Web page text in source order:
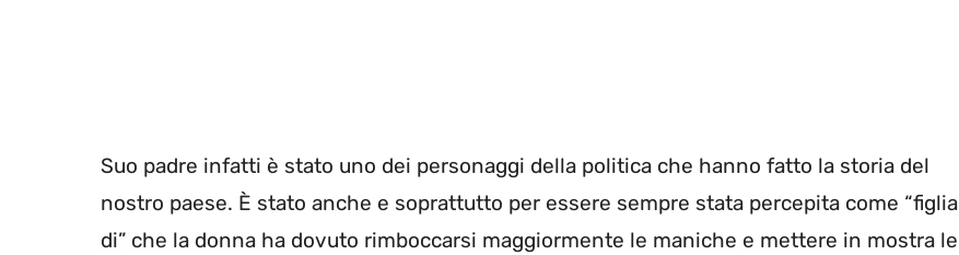
Suo padre infatti è stato uno dei personaggi della politica che hanno fatto la storia del
nostro paese. È stato anche e soprattutto per essere sempre stata percepita come “figlia
di” che la donna ha dovuto rimboccarsi maggiormente le maniche e mettere in mostra le